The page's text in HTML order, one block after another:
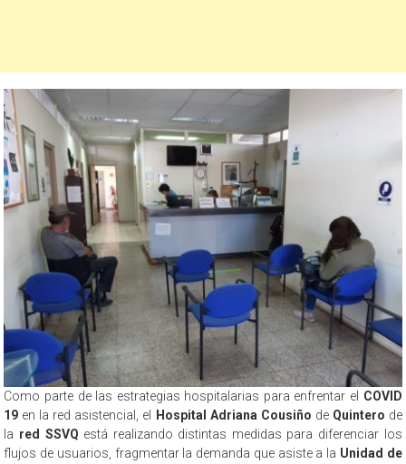
Como parte de las estrategias hospitalarias para enfrentar el COVID
19 en la red asistencial, el Hospital Adriana Cousiño de Quintero de
la red SSVQ está realizando distintas medidas para diferenciar los
flujos de usuarios, fragmentar la demanda que asiste a la Unidad de